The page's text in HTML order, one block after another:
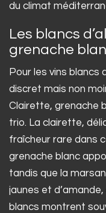
du climat
Les blancs
grenache
Pour les vins blancs
discret mais non
Clairette, grenache
trio. La clairette,
fraîcheur rare dans
grenache blanc
tandis que la
jaunes et
blancs montrent